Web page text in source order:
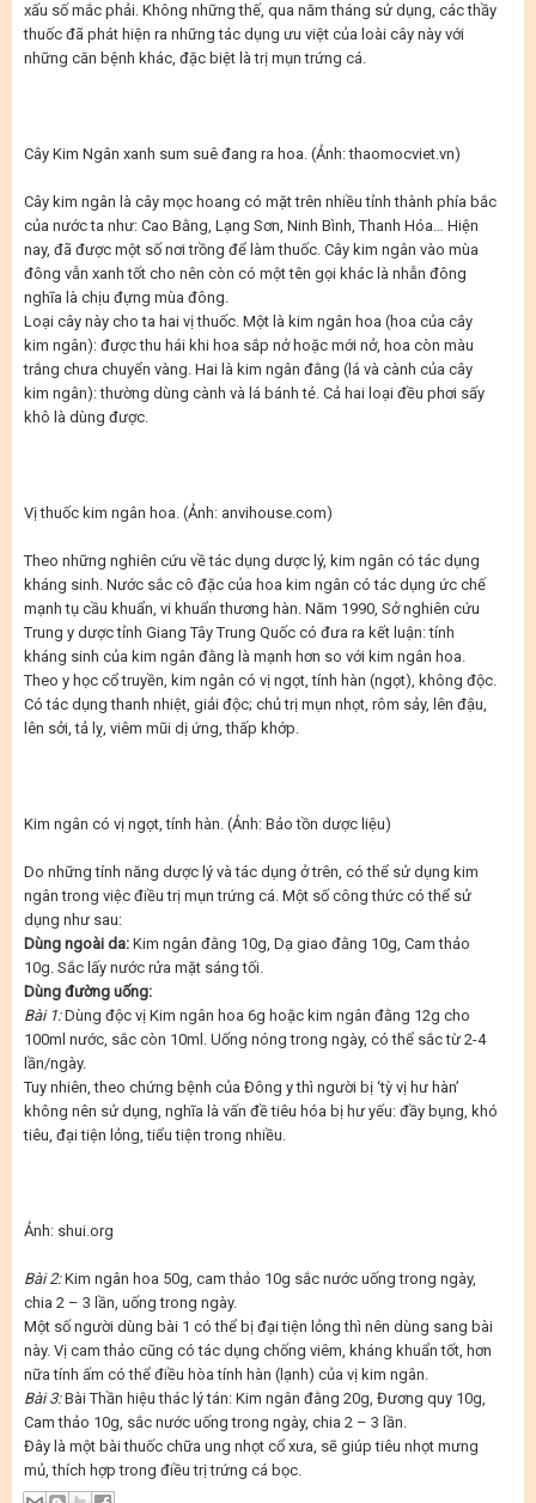
xấu số mắc phải. Không những thế, qua năm tháng sử dụng, các thầy
thuốc đã phát hiện ra những tác dụng ưu việt của loài cây này với
những căn bệnh khác, đặc biệt là trị mụn trứng cá.
Cây Kim Ngân xanh sum suê đang ra hoa. (Ảnh: thaomocviet.vn)
Cây kim ngân là cây mọc hoang có mặt trên nhiều tỉnh thành phía bắc
của nước ta như: Cao Bằng, Lạng Sơn, Ninh Bình, Thanh Hóa… Hiện
nay, đã được một số nơi trồng để làm thuốc. Cây kim ngân vào mùa
đông vẫn xanh tốt cho nên còn có một tên gọi khác là nhẫn đông
nghĩa là chịu đựng mùa đông.
Loại cây này cho ta hai vị thuốc. Một là kim ngân hoa (hoa của cây
kim ngân): được thu hái khi hoa sắp nở hoặc mới nở, hoa còn màu
trắng chưa chuyển vàng. Hai là kim ngân đằng (lá và cành của cây
kim ngân): thường dùng cành và lá bánh tẻ. Cả hai loại đều phơi sấy
khô là dùng được.
Vị thuốc kim ngân hoa. (Ảnh: anvihouse.com)
Theo những nghiên cứu về tác dụng dược lý, kim ngân có tác dụng
kháng sinh. Nước sắc cô đặc của hoa kim ngân có tác dụng ức chế
mạnh tụ cầu khuẩn, vi khuẩn thương hàn. Năm 1990, Sở nghiên cứu
Trung y dược tỉnh Giang Tây Trung Quốc có đưa ra kết luận: tính
kháng sinh của kim ngân đằng là mạnh hơn so với kim ngân hoa.
Theo y học cổ truyền, kim ngân có vị ngọt, tính hàn (ngọt), không độc.
Có tác dụng thanh nhiệt, giải độc; chủ trị mụn nhọt, rôm sảy, lên đậu,
lên sởi, tả lỵ, viêm mũi dị ứng, thấp khớp.
Kim ngân có vị ngọt, tính hàn. (Ảnh: Bảo tồn dược liệu)
Do những tính năng dược lý và tác dụng ở trên, có thể sử dụng kim
ngân trong việc điều trị mụn trứng cá. Một số công thức có thể sử
dụng như sau:
Dùng ngoài da: Kim ngân đằng 10g, Dạ giao đằng 10g, Cam thảo
10g. Sắc lấy nước rửa mặt sáng tối.
Dùng đường uống:
Bài 1:Dùng độc vị Kim ngân hoa 6g hoặc kim ngân đằng 12g cho
100ml nước, sắc còn 10ml. Uống nóng trong ngày, có thể sắc từ 2-4
lần/ngày.
Tuy nhiên, theo chứng bệnh của Đông y thì người bị ‘tỳ vị hư hàn’
không nên sử dụng, nghĩa là vấn đề tiêu hóa bị hư yếu: đầy bụng, khó
tiêu, đại tiện lỏng, tiểu tiện trong nhiều.
Ảnh: shui.org
Bài 2:Kim ngân hoa 50g, cam thảo 10g sắc nước uống trong ngày,
chia 2 – 3 lần, uống trong ngày.
Một số người dùng bài 1 có thể bị đại tiện lỏng thì nên dùng sang bài
này. Vị cam thảo cũng có tác dụng chống viêm, kháng khuẩn tốt, hơn
nữa tính ấm có thể điều hòa tính hàn (lạnh) của vị kim ngân.
Bài 3:Bài Thần hiệu thác lý tán: Kim ngân đằng 20g, Đương quy 10g,
Cam thảo 10g, sắc nước uống trong ngày, chia 2 – 3 lần.
Đây là một bài thuốc chữa ung nhọt cổ xưa, sẽ giúp tiêu nhọt mưng
mủ, thích hợp trong điều trị trứng cá bọc.